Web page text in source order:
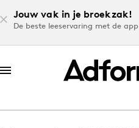
Jouw vak in je broekzak!
De beste leeservaring met de app